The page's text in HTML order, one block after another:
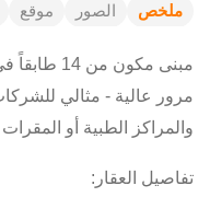
ملخص الصور موقع
مبنى
مرور عالية - مثالي
والمراكز الطبية أو
تفاصيل العقار: